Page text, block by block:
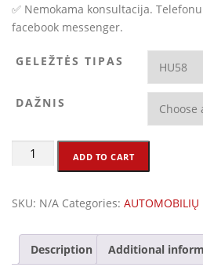
✅ Nemokama konsultacija.
facebook messenger.
GELEŽTĖS TIPAS
DAŽNIS
BMW
3,
6,
ADD TO CART
SKU: N/A Categories: AUTOMOBILIŲ
Description Additional